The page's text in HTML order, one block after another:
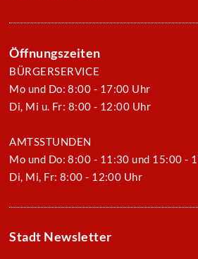
Öffnungszeiten
BÜRGERSERVICE
Mo und Do: 8:00 - 17:00 Uhr
Di, Mi u. Fr: 8:00 - 12:00 Uhr
AMTSSTUNDEN
Mo und Do: 8:00 - 11:30 und 15:00 -
Di, Mi, Fr: 8:00 - 12:00 Uhr
Stadt Newsletter